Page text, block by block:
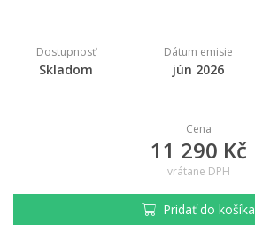
Dostupnosť
Skladom
Dátum emisie
jún 2026
Cena
11 290 Kč
vrátane DPH
Pridať do košíka